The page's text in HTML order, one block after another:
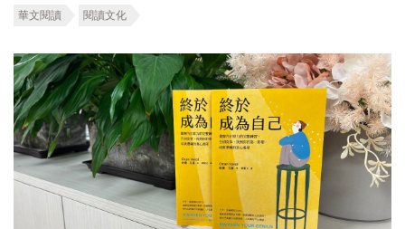
華文閱讀 閱讀文化